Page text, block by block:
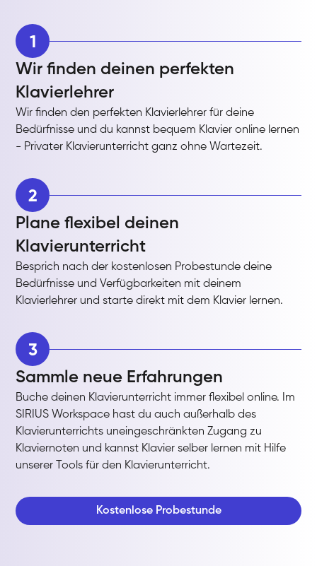
1
Wir finden deinen perfekten
Klavierlehrer
Wir finden den perfekten Klavierlehrer für deine
Bedürfnisse und du kannst bequem Klavier online lernen
- Privater Klavierunterricht ganz ohne Wartezeit.
2
Plane flexibel deinen
Klavierunterricht
Besprich nach der kostenlosen Probestunde deine
Bedürfnisse und Verfügbarkeiten mit deinem
Klavierlehrer und starte direkt mit dem Klavier lernen.
3
Sammle neue Erfahrungen
Buche deinen Klavierunterricht immer flexibel online. Im
SIRIUS Workspace hast du auch außerhalb des
Klavierunterrichts uneingeschränkten Zugang zu
Klaviernoten und kannst Klavier selber lernen mit Hilfe
unserer Tools für den Klavierunterricht.
Kostenlose Probestunde